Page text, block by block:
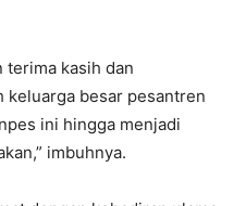
terima kasih dan
keluarga besar pesantren
ini hingga menjadi
imbuhnya.